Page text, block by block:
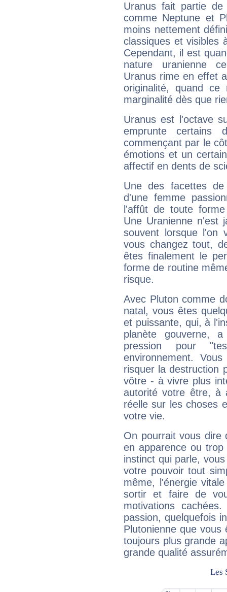
Uranus fait partie
comme Neptune et
moins nettement
classiques et visibles
Cependant, il est
nature uranienne
Uranus rime en effet
originalité, quand ce
marginalité dès que
Uranus est l'octave
emprunte
commençant par le
émotions et un
affectif en dents de
Une des facettes
d'une femme
l'affût de toute
Une Uranienne n'est
souvent lorsque l'on
vous changez tout,
êtes finalement le
forme de routine
risque.
Avec Pluton comme
natal, vous êtes
et puissante, qui, à
planète gouverne,
pression pour
environnement.
risquer la destruction
vôtre - à vivre plus
autorité votre être, à
réelle sur les choses
votre vie.
On pourrait vous dire
en apparence ou
instinct qui parle,
votre pouvoir tout
même, l'énergie
sortir et faire de
motivations
passion, quelquefois
Plutonienne que
toujours plus grande
grande qualité